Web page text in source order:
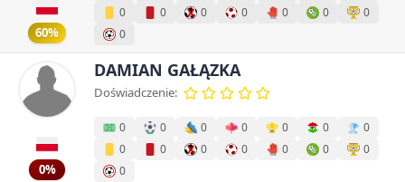
60%
0
0 0 0 0 0
0
0
0%
DAMIAN GAŁĄZKA
Doświadczenie:
0 0 0 0 0 0
0
0
0 0 0 0 0
0
0